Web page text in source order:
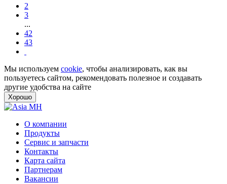
2
3
...
42
43
Мы используем cookie, чтобы анализировать, как вы
пользуетесь сайтом, рекомендовать полезное и создавать
другие удобства на сайте
Хорошо
О компании
Продукты
Сервис и запчасти
Контакты
Карта сайта
Партнерам
Вакансии